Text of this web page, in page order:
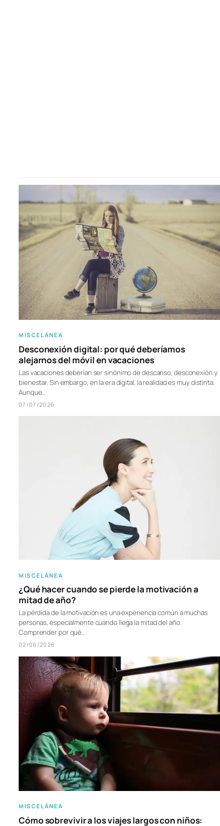
MISCELÁNEA
Desconexión digital: por qué deberíamos
alejarnos del móvil en vacaciones
Las vacaciones deberían ser sinónimo de descanso, desconexión y
bienestar. Sin embargo, en la era digital, la realidad es muy distinta.
Aunque…
07/07/2026
MISCELÁNEA
¿Qué hacer cuando se pierde la motivación a
mitad de año?
La pérdida de la motivación es una experiencia común a muchas
personas, especialmente cuando llega la mitad del año.
Comprender por qué…
02/06/2026
MISCELÁNEA
Cómo sobrevivir a los viajes largos con niños: